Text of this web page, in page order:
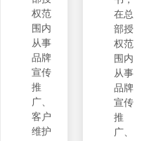
权范
围内
从事
品牌
宣传
推
广、
客户
维护
在总
部授
权范
围内
从事
品牌
宣传
推
广、